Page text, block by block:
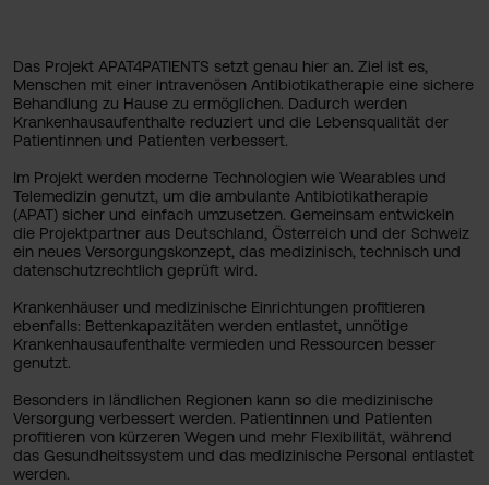
Das Projekt APAT4PATIENTS setzt genau hier an. Ziel ist es,
Menschen mit einer intravenösen Antibiotikatherapie eine sichere
Behandlung zu Hause zu ermöglichen. Dadurch werden
Krankenhausaufenthalte reduziert und die Lebensqualität der
Patientinnen und Patienten verbessert.
Im Projekt werden moderne Technologien wie Wearables und
Telemedizin genutzt, um die ambulante Antibiotikatherapie
(APAT) sicher und einfach umzusetzen. Gemeinsam entwickeln
die Projektpartner aus Deutschland, Österreich und der Schweiz
ein neues Versorgungskonzept, das medizinisch, technisch und
datenschutzrechtlich geprüft wird.
Krankenhäuser und medizinische Einrichtungen profitieren
ebenfalls: Bettenkapazitäten werden entlastet, unnötige
Krankenhausaufenthalte vermieden und Ressourcen besser
genutzt.
Besonders in ländlichen Regionen kann so die medizinische
Versorgung verbessert werden. Patientinnen und Patienten
profitieren von kürzeren Wegen und mehr Flexibilität, während
das Gesundheitssystem und das medizinische Personal entlastet
werden.